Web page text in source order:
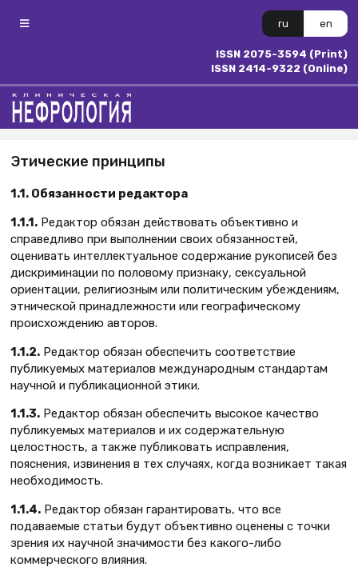
ru en
ISSN 2075-3594 (Print)
ISSN 2414-9322 (Online)
Этические принципы
1.1. Обязанности редактора
1.1.1. Редактор обязан действовать объективно и
справедливо при выполнении своих обязанностей,
оценивать интеллектуальное содержание рукописей без
дискриминации по половому признаку, сексуальной
ориентации, религиозным или политическим убеждениям,
этнической принадлежности или географическому
происхождению авторов.
1.1.2. Редактор обязан обеспечить соответствие
публикуемых материалов международным стандартам
научной и публикационной этики.
1.1.3. Редактор обязан обеспечить высокое качество
публикуемых материалов и их содержательную
целостность, а также публиковать исправления,
пояснения, извинения в тех случаях, когда возникает такая
необходимость.
1.1.4. Редактор обязан гарантировать, что все
подаваемые статьи будут объективно оценены с точки
зрения их научной значимости без какого-либо
коммерческого влияния.